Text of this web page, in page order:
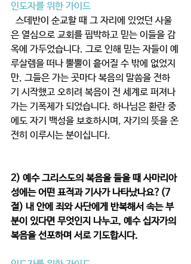
인도자를 위한 가이드
은 열심으로 교회를 핍박하고 믿는 이들을 감
옥에 가두었습니다. 그로 인해 믿는 자들이 예
루살렘을 떠나 뿔뿔이 흩어질 수 밖에 없었지
만, 그들은 가는 곳마다 복음의 말씀을 전하
기 시작했고 오히려 복음이 전 세계로 퍼져나
가는 기폭제가 되었습니다. 하나님은 환란 중
에도 자기 백성을 보호하시며, 자기의 뜻을 온
전히 이루시는 분이십니다.
2) 예수 그리스도의 복음을 들을 때 사마리아
성에는 어떤 표적과 기사가 나타났나요?(7
절) 내 안에 죄와 사단에게 반복해서 속는 부
분이 있다면 무엇인지 나누고, 예수 십자가의
복음을 선포하며 서로 기도합시다.